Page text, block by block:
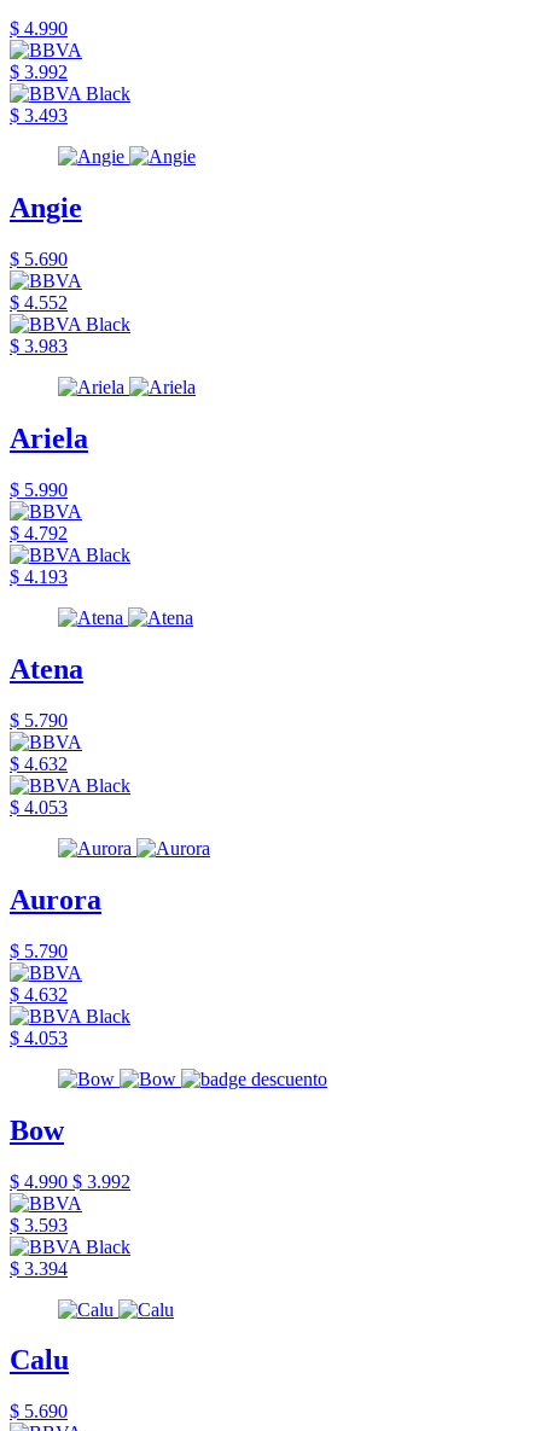
$ 4.990
$ 3.992
$ 3.493
Angie
$ 5.690
$ 4.552
$ 3.983
Ariela
$ 5.990
$ 4.792
$ 4.193
Atena
$ 5.790
$ 4.632
$ 4.053
Aurora
$ 5.790
$ 4.632
$ 4.053
Bow
$ 4.990 $ 3.992
$ 3.593
$ 3.394
Calu
$ 5.690